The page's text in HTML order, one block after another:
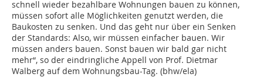
schnell wieder bezahlbare Wohnungen bauen zu können,
müssen sofort alle Möglichkeiten genutzt werden, die
Baukosten zu senken. Und das geht nur über ein Senken
der Standards: Also, wir müssen einfacher bauen. Wir
müssen anders bauen. Sonst bauen wir bald gar nicht
mehr“, so der eindringliche Appell von Prof. Dietmar
Walberg auf dem Wohnungsbau-Tag. (bhw/ela)